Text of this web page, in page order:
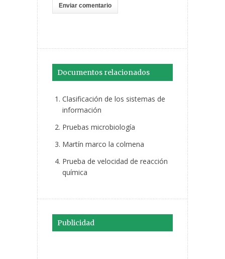
Documentos relacionados
Clasificación de los sistemas de
información
Pruebas microbiología
Martín marco la colmena
Prueba de velocidad de reacción
química
Publicidad